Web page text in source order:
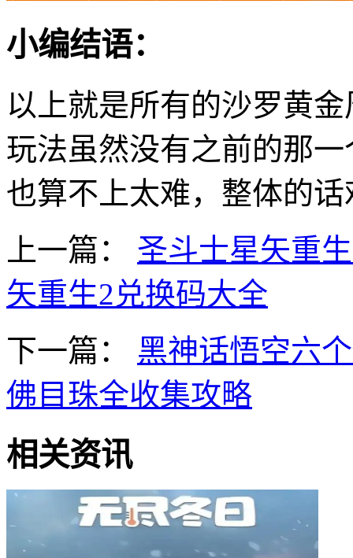
小编结语：
以上就是所有的沙罗黄
玩法虽然没有之前的那一
也算不上太难，整体的
上一篇：
圣斗士星矢重
矢重生2兑换码大全
下一篇：
黑神话悟空六
佛目珠全收集攻略
相关资讯